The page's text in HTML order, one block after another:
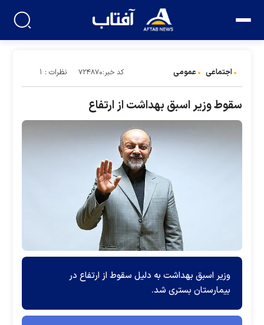
اجتماعی عمومی کد خبر:۷۲۴۸۷۰ نظرات : ۱
سقوط وزیر اسبق بهداشت از ارتفاع
وزیر اسبق بهداشت به دلیل سقوط از ارتفاع در
بیمارستان بستری شد.